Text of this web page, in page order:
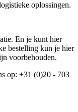
oplossingen.
En je kunt hier
bestelling kun je hier
voorbehouden.
op: +31 (0)20 - 703